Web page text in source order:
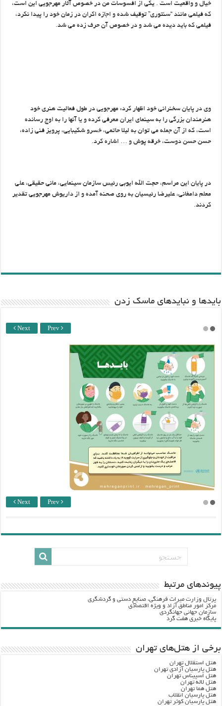
خیال و واقعیت است . یکی از افسوسات من در خصوص آثار مهرجویی این است،
که فیلمی مانند “سنتوری” توقیف شده و اجازه اکران در زمان خود را پیدا نکرد،
فیلمی که باید دیده می شد و در خصوص آن حرف زده می شد.
وی در پایان سخنرانی خود اظهار کرد: مهرجویی در طول فعالیت هنری خود
هنرمندان بزرگی را به سینمای ایران معرفی کرده و یا آنها را به اوج رسانده
است، که از آن جمله می توان به لیلا حاتمی، خسرو شکیبایی، پرویز فنی زاده،
حسن حسن دوست، خرقه پوش و … اشاره کرد.
در پایان این مراسم، حجت الله ایوبی رئیس سازمان سینمایی، مانی حقیقی، علی
معلم دامغانی، علیرضا رئیسیان به روی صحنه آمده و از داریوش مهرجویی تقدیر
کردند.
باید‌ها و نبایدهای ماسک زدن
Next Prev
Next Prev
پيوندهاي مرتبط
پرتال وزارت ميراث فرهنگي، صنایع دستی و گردشگري
مرکز امور مناطق آزاد و ویژه اقتصادی
سازمان جهانی جهانگردی
پایگاه خبری هفت گرد
برخی از هتل‌های تهران
هتل استقلال تهران
هتل پارسیان آزادی تهران
هتل اسپیناس تهران
هتل لاله تهران
هتل هما تهران
هتل پارسیان انقلاب
هتل پارسیان کوثر تهران